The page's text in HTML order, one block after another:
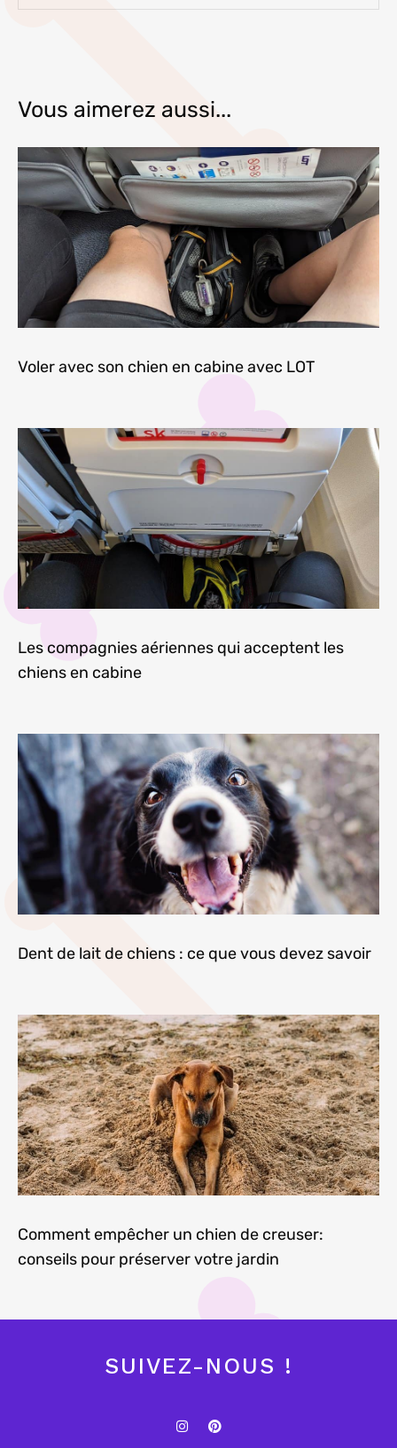
Vous aimerez aussi...
Voler avec son chien en cabine avec LOT
Les compagnies aériennes qui acceptent les
chiens en cabine
Dent de lait de chiens : ce que vous devez savoir
Comment empêcher un chien de creuser:
conseils pour préserver votre jardin
SUIVEZ-NOUS !